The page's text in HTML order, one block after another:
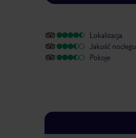
Lokalizacja
Jakość noclegu
Pokoje